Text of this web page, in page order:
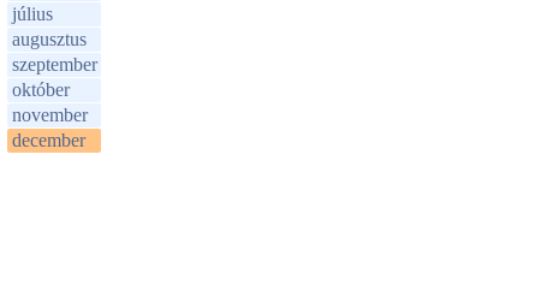
július
augusztus
szeptember
október
november
december